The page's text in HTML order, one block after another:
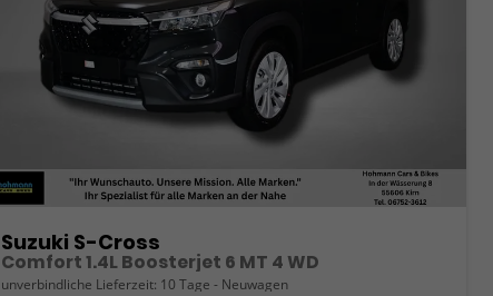
Suzuki S-Cross
Comfort 1.4L Boosterjet 6 MT 4 WD
unverbindliche Lieferzeit: 10 Tage Neuwagen